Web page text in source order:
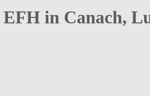
in Canach,